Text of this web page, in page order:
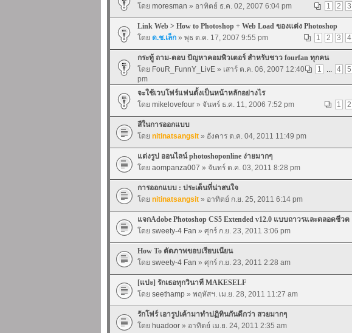
1
2 3
โดย moresman » อาทิตย์ ธ.ค. 02, 2007 6:04 pm
Link Web > How to Photoshop + Web Load ของแต่ง Photoshop
1
2 3 4
โดย ด.ช.เล็ก » พุธ ต.ค. 17, 2007 9:55 pm
กระทู้ ถาม-ตอบ ปัญหาคอมพิวเตอร์ สำหรับชาว fourfan ทุกคน
1
... 4 5
โดย FouR_FunnY_LivE » เสาร์ ต.ค. 06, 2007 12:40
pm
จะใช้เวบโฟร์แฟนตั้งเป็นหน้าหลักอย่างไร
1
2
โดย mikelovefour » จันทร์ ธ.ค. 11, 2006 7:52 pm
สีในการออกแบบ
โดย nitinatsangsit » อังคาร ต.ค. 04, 2011 11:49 pm
แต่งรูป ออนไลน์ photoshoponline ง่ายมากๆ
โดย aompanza007 » จันทร์ ต.ค. 03, 2011 8:28 pm
การออกแบบ : ประเด็นที่น่าสนใจ
โดย nitinatsangsit » อาทิตย์ ก.ย. 25, 2011 6:14 pm
แจกAdobe Photoshop CS5 Extended v12.0 แบบถาวรและตลอดชีวต
โดย sweety-4 Fan » ศุกร์ ก.ย. 23, 2011 3:06 pm
How To ตัดภาพขอบเรียบเนียน
โดย sweety-4 Fan » ศุกร์ ก.ย. 23, 2011 2:28 am
[แปะ] รักเธอทุกวินาที MAKESELF
โดย seethamp » พฤหัสฯ. เม.ย. 28, 2011 11:27 am
รักโฟร์ เอารูปเค้ามาทำปฏิทินกันดีกว่า สวยมากๆ
โดย huadoor » อาทิตย์ เม.ย. 24, 2011 2:35 am